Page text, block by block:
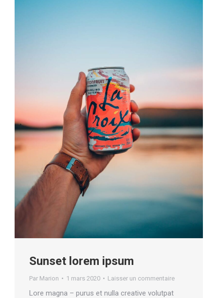
Sunset lorem ipsum
Par Marion 1 mars 2020 Laisser un commentaire
Lore magna – purus et nulla creative volutpat